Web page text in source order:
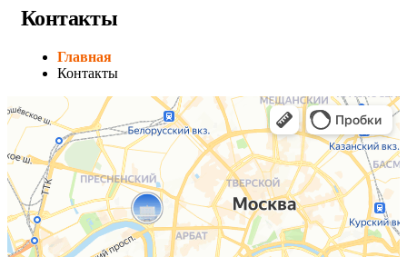
Контакты
Главная
Контакты